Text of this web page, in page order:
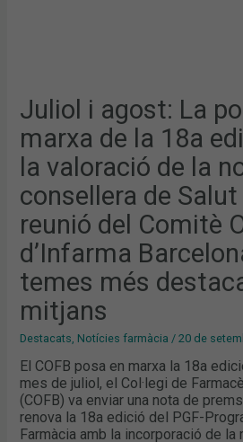
Juliol i agost: La
marxa de la 18a
la valoració de la
consellera de
reunió del Comitè
d’Infarma
temes més
mitjans
Destacats Notícies farmàcia /20 de
El COFB posa en marxa la 18a
mes de juliol, el Col·legi de
(COFB) va enviar una nota de
renova la 18a edició del PGF-
Farmàcia amb la incorporació de
PRIMERA
REUNIÓ
DEL
COMITÈ
ORGANITZADOR
D’INFARMA
BARCELONA
2025,
TEMES
MÉS
DESTACATS
ALS
MITJANS